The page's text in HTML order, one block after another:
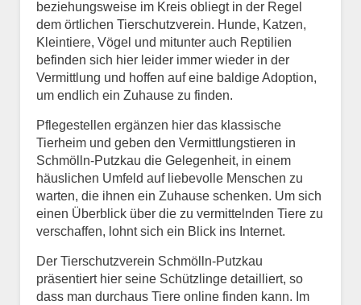
beziehungsweise im Kreis obliegt in der Regel
dem örtlichen Tierschutzverein. Hunde, Katzen,
Kleintiere, Vögel und mitunter auch Reptilien
befinden sich hier leider immer wieder in der
Vermittlung und hoffen auf eine baldige Adoption,
um endlich ein Zuhause zu finden.
Pflegestellen ergänzen hier das klassische
Tierheim und geben den Vermittlungstieren in
Schmölln-Putzkau die Gelegenheit, in einem
häuslichen Umfeld auf liebevolle Menschen zu
warten, die ihnen ein Zuhause schenken. Um sich
einen Überblick über die zu vermittelnden Tiere zu
verschaffen, lohnt sich ein Blick ins Internet.
Der Tierschutzverein Schmölln-Putzkau
präsentiert hier seine Schützlinge detailliert, so
dass man durchaus Tiere online finden kann. Im